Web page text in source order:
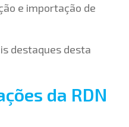
e importação de
destaques desta
da RDN